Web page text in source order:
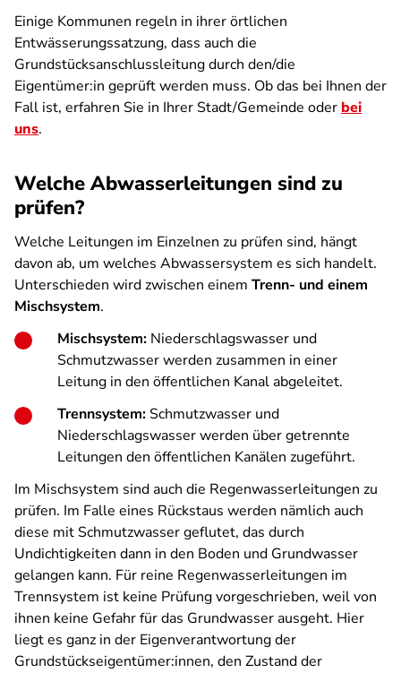
Einige Kommunen regeln in ihrer örtlichen
Entwässerungssatzung, dass auch die
Grundstücksanschlussleitung durch den/die
Eigentümer:in geprüft werden muss. Ob das bei Ihnen der
Fall ist, erfahren Sie in Ihrer Stadt/Gemeinde oder bei
uns.
Welche Abwasserleitungen sind zu
prüfen?
Welche Leitungen im Einzelnen zu prüfen sind, hängt
davon ab, um welches Abwassersystem es sich handelt.
Unterschieden wird zwischen einem Trenn- und einem
Mischsystem.
Mischsystem: Niederschlagswasser und
Schmutzwasser werden zusammen in einer
Leitung in den öffentlichen Kanal abgeleitet.
Trennsystem: Schmutzwasser und
Niederschlagswasser werden über getrennte
Leitungen den öffentlichen Kanälen zugeführt.
Im Mischsystem sind auch die Regenwasserleitungen zu
prüfen. Im Falle eines Rückstaus werden nämlich auch
diese mit Schmutzwasser geflutet, das durch
Undichtigkeiten dann in den Boden und Grundwasser
gelangen kann. Für reine Regenwasserleitungen im
Trennsystem ist keine Prüfung vorgeschrieben, weil von
ihnen keine Gefahr für das Grundwasser ausgeht. Hier
liegt es ganz in der Eigenverantwortung der
Grundstückseigentümer:innen, den Zustand der